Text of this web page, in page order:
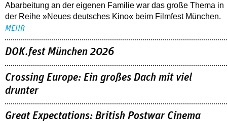
Abarbeitung an der eigenen Familie war das große Thema in
der Reihe »Neues deutsches Kino« beim Filmfest München.
MEHR
DOK.fest München 2026
Crossing Europe: Ein großes Dach mit viel
drunter
Great Expectations: British Postwar Cinema